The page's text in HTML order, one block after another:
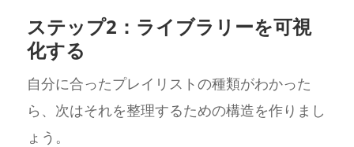
ステップ2：ライブラリーを可視
化する
自分に合ったプレイリストの種類がわかった
ら、次はそれを整理するための構造を作りまし
ょう。